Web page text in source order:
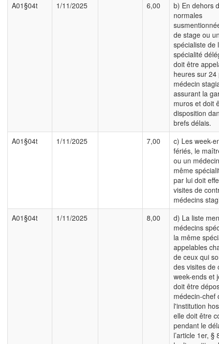
A01§04t
1/11/2025 6,00
b) En dehors
normales
de stage ou
spécialiste de
spécialité
doit être
heures sur 24
médecin
assurant la
muros et doit
disposition
brefs délais.
A01§04t
1/11/2025 7,00
c) Les week-
fériés, le
ou un
même
par lui doit
visites de
médecins
A01§04t
1/11/2025 8,00
d) La liste
médecins
la même
appelables
de ceux qui
des visites de
week-ends et
doit être
médecin-chef
l'institution
elle doit être
pendant le
l’article 1er, §